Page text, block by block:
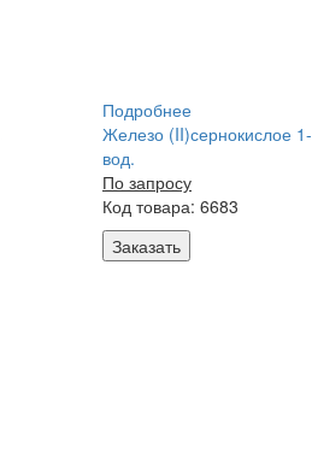
Подробнее
Железо (II)сернокислое 1-
вод.
По запросу
Код товара: 6683
Заказать